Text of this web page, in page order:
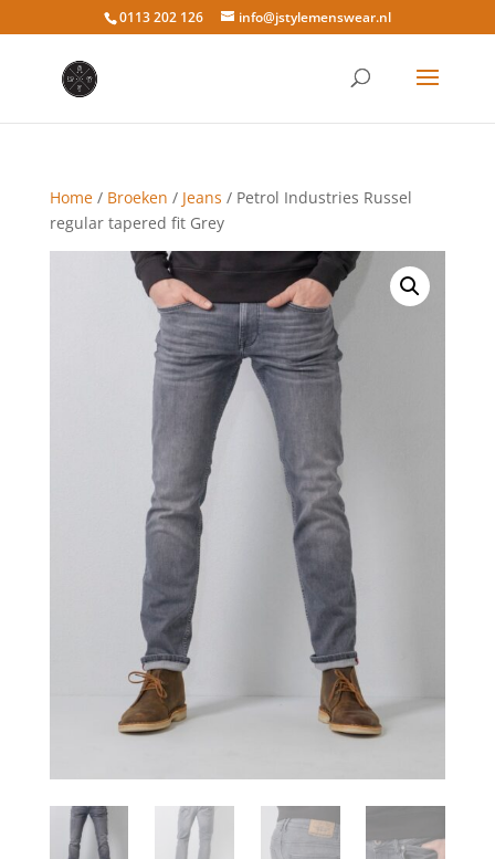
0113 202 126 info@jstylemenswear.nl
Home/ Broeken / Jeans / Petrol Industries Russel
regular tapered fit Grey